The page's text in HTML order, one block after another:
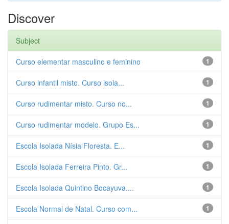
Discover
Subject
1
Curso elementar masculino e feminino
1
Curso infantil misto. Curso isola...
1
Curso rudimentar misto. Curso no...
1
Curso rudimentar modelo. Grupo Es...
1
Escola Isolada Nísia Floresta. E...
1
Escola Isolada Ferreira Pinto. Gr...
1
Escola Isolada Quintino Bocayuva....
1
Escola Normal de Natal. Curso com...